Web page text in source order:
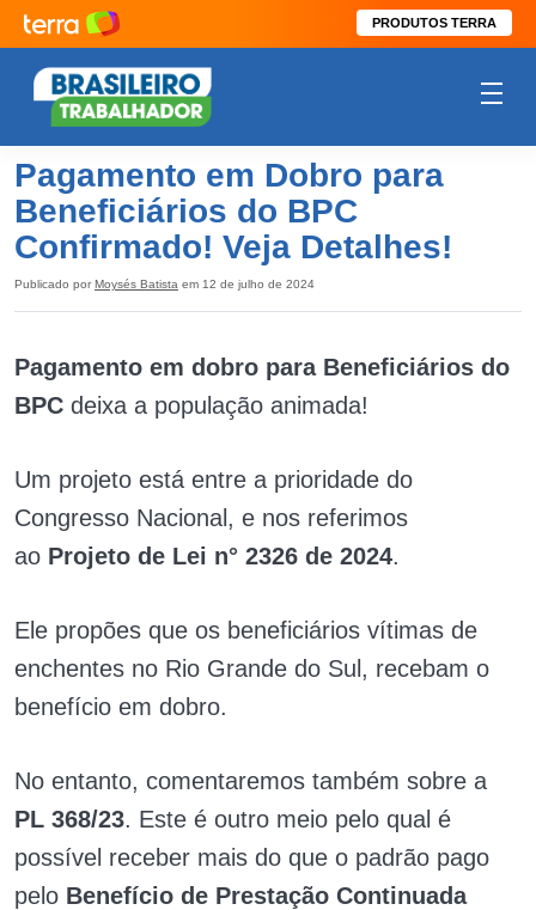
PRODUTOS TERRA
Pagamento em Dobro para
Beneficiários do BPC
Confirmado! Veja Detalhes!
Publicado por Moysés Batista em 12 de julho de 2024
Pagamento em dobro para Beneficiários do
BPC deixa a população animada!
Um projeto está entre a prioridade do
Congresso Nacional, e nos referimos
ao Projeto de Lei n° 2326 de 2024.
Ele propões que os beneficiários vítimas de
enchentes no Rio Grande do Sul, recebam o
benefício em dobro.
No entanto, comentaremos também sobre a
PL 368/23. Este é outro meio pelo qual é
possível receber mais do que o padrão pago
pelo Benefício de Prestação Continuada